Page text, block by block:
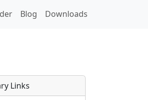
Blog Downloads
Links